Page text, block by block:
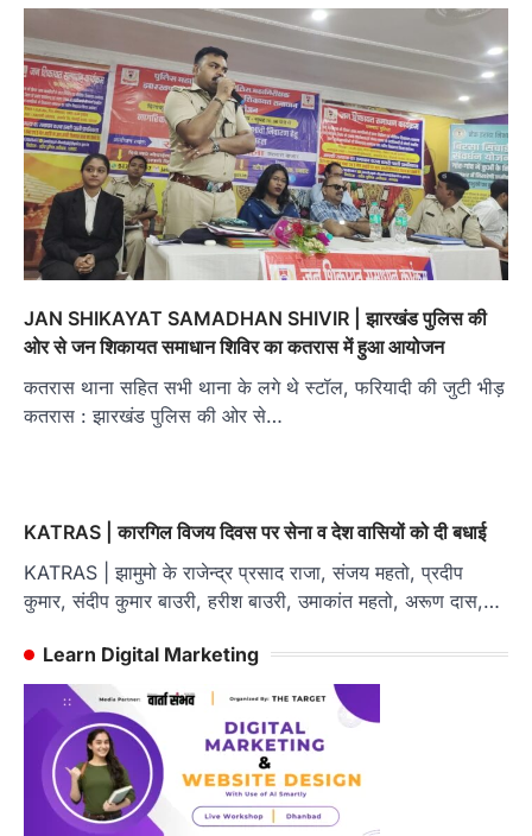
JAN SHIKAYAT SAMADHAN SHIVIR | झारखंड पुलिस की
ओर से जन शिकायत समाधान शिविर का कतरास में हुआ आयोजन
कतरास थाना सहित सभी थाना के लगे थे स्टॉल, फरियादी की जुटी भीड़
कतरास : झारखंड पुलिस की ओर से…
KATRAS | कारगिल विजय दिवस पर सेना व देश वासियों को दी बधाई
KATRAS | झामुमो के राजेन्द्र प्रसाद राजा, संजय महतो, प्रदीप
कुमार, संदीप कुमार बाउरी, हरीश बाउरी, उमाकांत महतो, अरूण दास,…
Learn Digital Marketing